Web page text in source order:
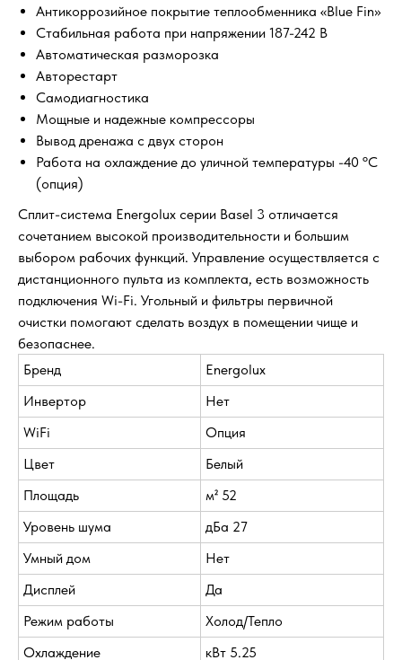
Антикоррозийное покрытие теплообменника «Blue Fin»
Стабильная работа при напряжении 187-242 В
Автоматическая разморозка
Авторестарт
Самодиагностика
Мощные и надежные компрессоры
Вывод дренажа с двух сторон
Работа на охлаждение до уличной температуры -40 ºС
(опция)
Сплит-система Energolux серии Basel 3 отличается
сочетанием высокой производительности и большим
выбором рабочих функций. Управление осуществляется с
дистанционного пульта из комплекта, есть возможность
подключения Wi-Fi. Угольный и фильтры первичной
очистки помогают сделать воздух в помещении чище и
безопаснее.
Бренд
Energolux
Инвертор
Нет
WiFi
Опция
Цвет
Белый
Площадь
м² 52
Уровень шума
дБа 27
Умный дом
Нет
Дисплей
Да
Режим работы
Холод/Тепло
Охлаждение
кВт 5.25